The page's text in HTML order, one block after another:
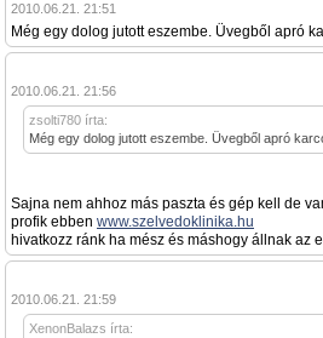
2010.06.21. 21:51
Még egy dolog jutott eszembe. Üvegből apró
2010.06.21. 21:56
zsolti780 írta:
Még egy dolog jutott eszembe. Üvegből apró
Sajna nem ahhoz más paszta és gép kell de
profik ebben www.szelvedoklinika.hu
hivatkozz ránk ha mész és máshogy állnak az
2010.06.21. 21:59
XenonBalazs írta: